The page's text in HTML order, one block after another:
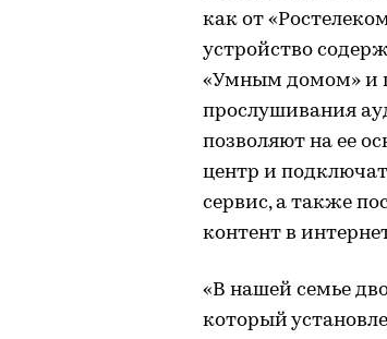
как от
устройство
«Умным домом» и
прослушивания
позволяют на ее
центр и
сервис, а также
контент в
«В нашей семье
который